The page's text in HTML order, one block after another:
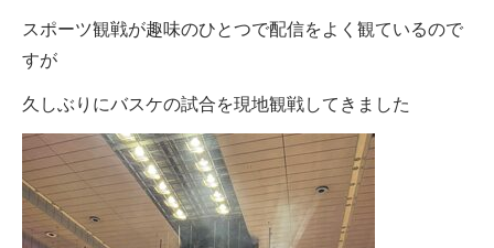
スポーツ観戦が趣味のひとつで配信をよく観ているので
すが
久しぶりにバスケの試合を現地観戦してきました